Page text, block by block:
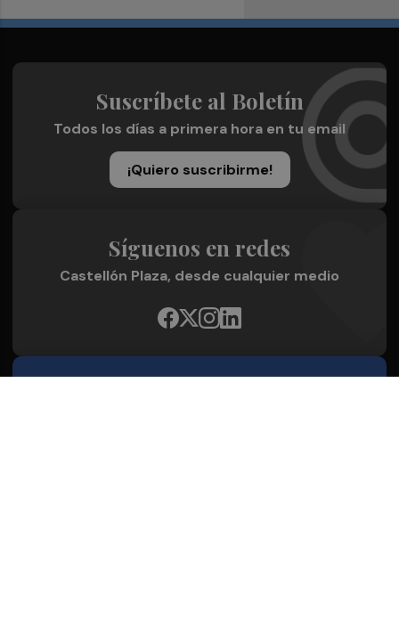
Suscríbete al Boletín
Todos los días a primera hora en tu email
¡Quiero suscribirme!
Síguenos en redes
Castellón Plaza, desde cualquier medio